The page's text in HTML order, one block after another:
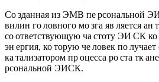
Со зданная из ЭМВ пе рсональной
вилин го ловного мо зга яв ляется ан
со ответствующую ча стоту ЭИ СК ко
эн ергия, ко торую че ловек по
ка тализатором пр оцесса ро ста тк
рсональной ЭИСК.